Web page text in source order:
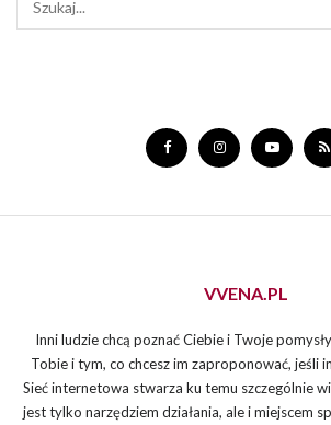
VVENA.PL
Inni ludzie chcą poznać Ciebie i Twoje
Tobie i tym, co chcesz im zaproponować, jeśli
Sieć internetowa stwarza ku temu szczególnie
jest tylko narzędziem działania, ale i miejscem